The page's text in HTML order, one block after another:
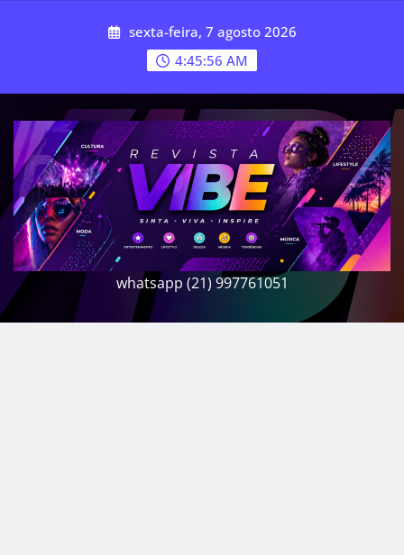
sexta-feira, 7 agosto 2026
4:45:57 AM
whatsapp (21) 997761051